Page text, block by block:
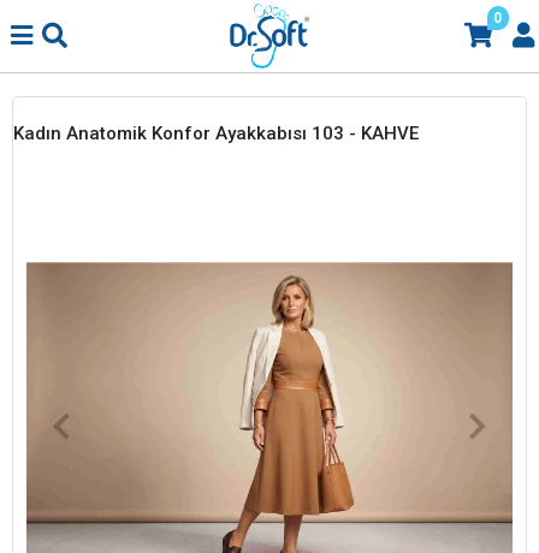
0
Kadın Anatomik Konfor Ayakkabısı 103 - KAHVE